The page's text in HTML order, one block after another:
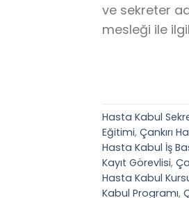
ve sekreter
mesleği ile
Hasta Kabul
Eğitimi, Çankırı
Hasta Kabul İş
Kayıt Görevlisi,
Hasta Kabul
Kabul Programı,